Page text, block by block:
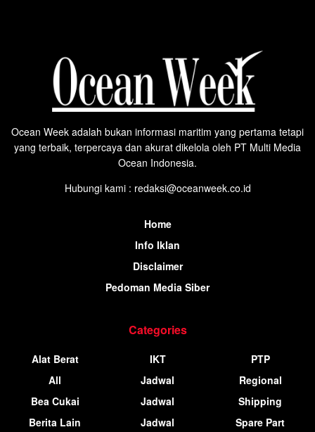
Ocean Week adalah bukan informasi maritim yang pertama tetapi
yang terbaik, terpercaya dan akurat dikelola oleh PT Multi Media
Ocean Indonesia.
Hubungi kami : redaksi@oceanweek.co.id
Home
Info Iklan
Disclaimer
Pedoman Media Siber
Categories
Alat Berat
All
Bea Cukai
Berita Lain
IKT
Jadwal
Jadwal
Jadwal
PTP
Regional
Shipping
Spare Part